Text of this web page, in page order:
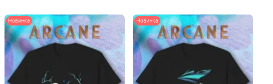
Новинка Новинка